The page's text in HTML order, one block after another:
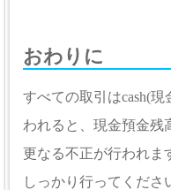
おわりに
すべての取引はcash(
われると、現金預金残
更なる不正が行われま
しっかり行ってくださ